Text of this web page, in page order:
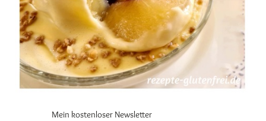
Mein kostenloser Newsletter